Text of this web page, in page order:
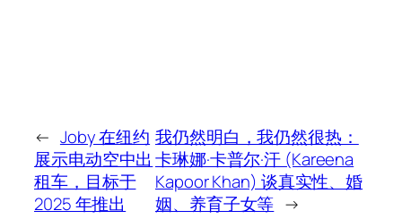
← Joby 在纽约
展示电动空中出
租车，目标于
2025 年推出
我仍然明白，我仍然很热：
卡琳娜·卡普尔·汗 (Kareena
Kapoor Khan) 谈真实性、婚
姻、养育子女等 →